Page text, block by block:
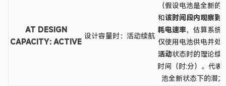
AT DESIGN
CAPACITY: ACTIVE
设计容量时：活动续航
（假设电池是全新的
和该时间段内观察到
耗电速率，估算系统
仅使用电池供电并处
活动状态时的理论续
时间（时:分）。代表
池全新状态下的潜力